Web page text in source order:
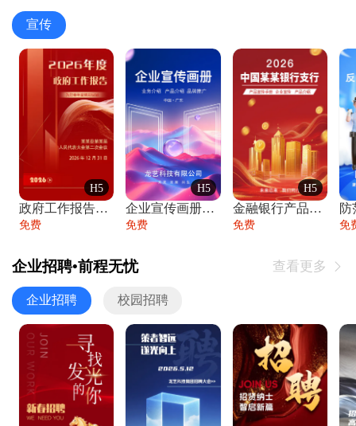
宣传
H5
政府工作报告政府年终工作总结
免费
H5
企业宣传画册公司简介产品介绍业务宣传手册
免费
H5
金融银行产品宣传手册企业宣传产品介绍
免费
防
免
企业招聘•前程无忧 查看更多 
企业招聘 校园招聘